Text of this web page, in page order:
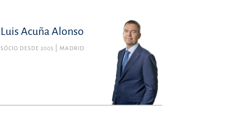
Luis Acuña Alonso
SÓCIO DESDE 2005 MADRID